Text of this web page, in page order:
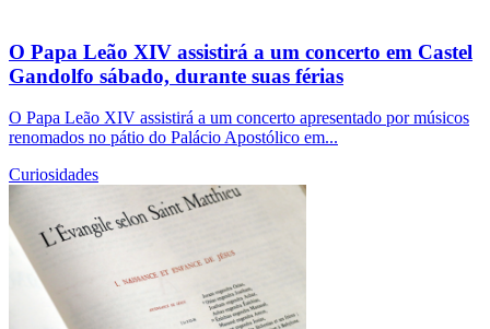
O Papa Leão XIV assistirá a um concerto em Castel
Gandolfo sábado, durante suas férias
O Papa Leão XIV assistirá a um concerto apresentado por músicos
renomados no pátio do Palácio Apostólico em...
Curiosidades